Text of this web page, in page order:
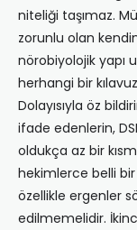
niteliği taşımaz.
zorunlu olan
nörobiyolojik yapı
herhangi bir
Dolayısıyla öz
ifade edenlerin,
oldukça az bir
hekimlerce belli bir
özellikle ergenler
edilmemelidir.